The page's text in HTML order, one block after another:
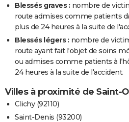
Blessés graves : nombre de
route admises comme patients
plus de 24 heures à la suite de
Blessés légers : nombre de
route ayant fait l'objet de soins
ou admises comme patients à
24 heures à la suite de l'accident.
Villes à proximité de Saint-
Clichy (92110)
Saint-Denis (93200)